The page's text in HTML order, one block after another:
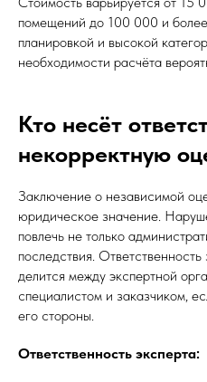
помещений до 100 000 и
планировкой и высокой
необходимости расчёта
Кто несёт
некорректную
Заключение о независимой
юридическое значение.
повлечь не только
последствия.
делится между экспертной
специалистом и заказчиком,
его стороны.
Ответственность эксперта: